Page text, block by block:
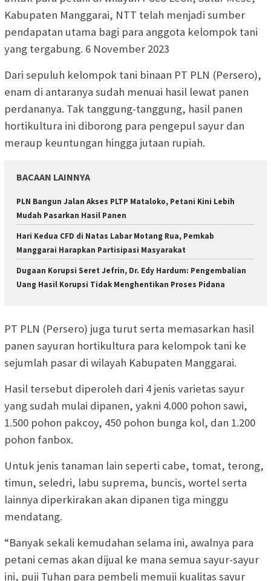
Kabupaten Manggarai, NTT telah menjadi sumber
pendapatan utama bagi para anggota kelompok tani
yang tergabung. 6 November 2023
Dari sepuluh kelompok tani binaan PT PLN (Persero),
enam di antaranya sudah menuai hasil lewat panen
perdananya. Tak tanggung-tanggung, hasil panen
hortikultura ini diborong para pengepul sayur dan
meraup keuntungan hingga jutaan rupiah.
BACAAN LAINNYA
PLN Bangun Jalan Akses PLTP Mataloko, Petani Kini Lebih
Mudah Pasarkan Hasil Panen
Hari Kedua CFD di Natas Labar Motang Rua, Pemkab
Manggarai Harapkan Partisipasi Masyarakat
Dugaan Korupsi Seret Jefrin, Dr. Edy Hardum: Pengembalian
Uang Hasil Korupsi Tidak Menghentikan Proses Pidana
PT PLN (Persero) juga turut serta memasarkan hasil
panen sayuran hortikultura para kelompok tani ke
sejumlah pasar di wilayah Kabupaten Manggarai.
Hasil tersebut diperoleh dari 4 jenis varietas sayur
yang sudah mulai dipanen, yakni 4.000 pohon sawi,
1.500 pohon pakcoy, 450 pohon bunga kol, dan 1.200
pohon fanbox.
Untuk jenis tanaman lain seperti cabe, tomat, terong,
timun, seledri, labu suprema, buncis, wortel serta
lainnya diperkirakan akan dipanen tiga minggu
mendatang.
“Banyak sekali kemudahan selama ini, awalnya para
petani cemas akan dijual ke mana semua sayur-sayur
ini, puji Tuhan para pembeli memuji kualitas sayur